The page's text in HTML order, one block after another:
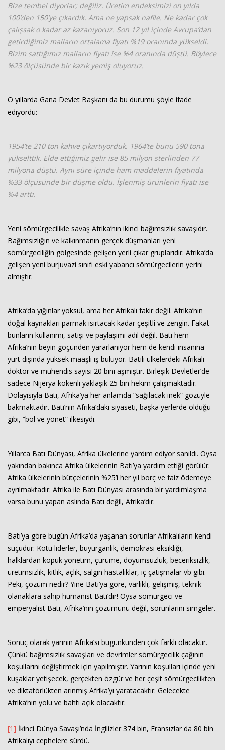
Bize tembel diyorlar; değiliz. Üretim endeksimizi on yılda
100’den 150’ye çıkardık. Ama ne yapsak nafile. Ne kadar çok
çalışsak o kadar az kazanıyoruz. Son 12 yıl içinde Avrupa’dan
getirdiğimiz malların ortalama fiyatı %19 oranında yükseldi.
Bizim sattığımız malların fiyatı ise %4 oranında düştü. Böylece
%23 ölçüsünde bir kazık yemiş oluyoruz.
O yıllarda Gana Devlet Başkanı da bu durumu şöyle ifade
ediyordu:
1954’te 210 ton kahve çıkartıyorduk. 1964’te bunu 590 tona
yükselttik. Elde ettiğimiz gelir ise 85 milyon sterlinden 77
milyona düştü. Aynı süre içinde ham maddelerin fiyatında
%33 ölçüsünde bir düşme oldu. İşlenmiş ürünlerin fiyatı ise
%4 arttı.
Yeni sömürgecilikle savaş Afrika’nın ikinci bağımsızlık savaşıdır.
Bağımsızlığın ve kalkınmanın gerçek düşmanları yeni
sömürgeciliğin gölgesinde gelişen yerli çıkar gruplarıdır. Afrika’da
gelişen yeni burjuvazi sınıfı eski yabancı sömürgecilerin yerini
almıştır.
Afrika’da yığınlar yoksul, ama her Afrikalı fakir değil. Afrika’nın
doğal kaynakları parmak ısırtacak kadar çeşitli ve zengin. Fakat
bunların kullanımı, satışı ve paylaşımı adil değil. Batı hem
Afrika’nın beyin göçünden yararlanıyor hem de kendi insanına
yurt dışında yüksek maaşlı iş buluyor. Batılı ülkelerdeki Afrikalı
doktor ve mühendis sayısı 20 bini aşmıştır. Birleşik Devletler’de
sadece Nijerya kökenli yaklaşık 25 bin hekim çalışmaktadır.
Dolayısıyla Batı, Afrika’ya her anlamda “sağılacak inek” gözüyle
bakmaktadır. Batı’nın Afrika’daki siyaseti, başka yerlerde olduğu
gibi, “böl ve yönet” ilkesiydi.
Yıllarca Batı Dünyası, Afrika ülkelerine yardım ediyor sanıldı. Oysa
yakından bakınca Afrika ülkelerinin Batı’ya yardım ettiği görülür.
Afrika ülkelerinin bütçelerinin %25’i her yıl borç ve faiz ödemeye
ayrılmaktadır. Afrika ile Batı Dünyası arasında bir yardımlaşma
varsa bunu yapan aslında Batı değil, Afrika’dır.
Batı’ya göre bugün Afrika’da yaşanan sorunlar Afrikalıların kendi
suçudur: Kötü liderler, buyurganlık, demokrasi eksikliği,
halklardan kopuk yönetim, çürüme, doyumsuzluk, beceriksizlik,
üretimsizlik, kıtlık, açlık, salgın hastalıklar, iç çatışmalar vb gibi.
Peki, çözüm nedir? Yine Batı’ya göre, varlıklı, gelişmiş, teknik
olanaklara sahip hümanist Batı’dır! Oysa sömürgeci ve
emperyalist Batı, Afrika’nın çözümünü değil, sorunlarını simgeler.
Sonuç olarak yarının Afrika’sı bugünkünden çok farklı olacaktır.
Çünkü bağımsızlık savaşları ve devrimler sömürgecilik çağının
koşullarını değiştirmek için yapılmıştır. Yarının koşulları içinde yeni
kuşaklar yetişecek, gerçekten özgür ve her çeşit sömürgecilikten
ve diktatörlükten arınmış Afrika’yı yaratacaktır. Gelecekte
Afrika’nın yolu ve bahtı açık olacaktır.
[1] İkinci Dünya Savaşı’nda İngilizler 374 bin, Fransızlar da 80 bin
Afrikalıyı cephelere sürdü.